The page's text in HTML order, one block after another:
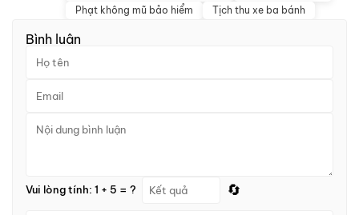
Phạt không mũ bảo hiểm
Tịch thu xe ba bánh
Bình luận
Vui lòng tính: 1 + 5 = ? 🔄